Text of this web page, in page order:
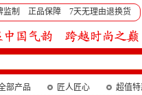
监制 正品保障 7天无理由退换货
部产品 匠人匠心 超值